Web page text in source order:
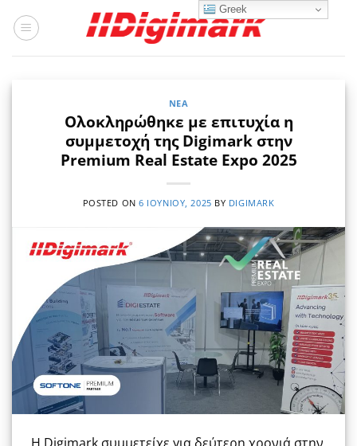
στο
ΝΈΑ
Ολοκληρώθηκε με επιτυχία η
συμμετοχή της Digimark στην
Premium Real Estate Expo 2025
POSTED ON6 ΙΟΥΝΊΟΥ, 2025 BY DIGIMARK
Greek